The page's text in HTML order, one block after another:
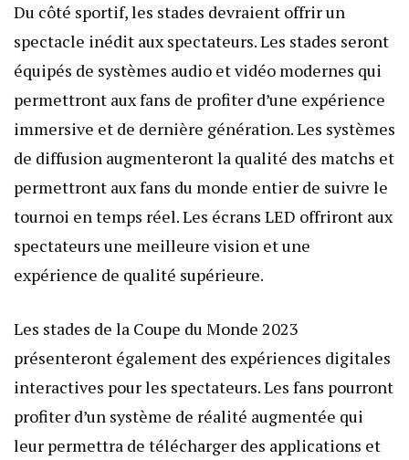
Du côté sportif, les stades devraient offrir un
spectacle inédit aux spectateurs. Les stades seront
équipés de systèmes audio et vidéo modernes qui
permettront aux fans de profiter d’une expérience
immersive et de dernière génération. Les systèmes
de diffusion augmenteront la qualité des matchs et
permettront aux fans du monde entier de suivre le
tournoi en temps réel. Les écrans LED offriront aux
spectateurs une meilleure vision et une
expérience de qualité supérieure.
Les stades de la Coupe du Monde 2023
présenteront également des expériences digitales
interactives pour les spectateurs. Les fans pourront
profiter d’un système de réalité augmentée qui
leur permettra de télécharger des applications et